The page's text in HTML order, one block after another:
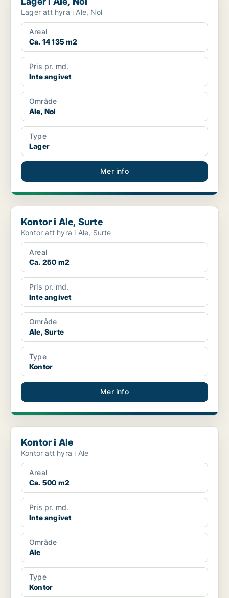
Lager att hyra i Ale, Nol
Areal
Ca. 14 135 m2
Pris pr. md.
Inte angivet
Område
Ale, Nol
Type
Lager
Mer info
Kontor i Ale, Surte
Kontor i Ale, Surte
Kontor att hyra i Ale, Surte
Areal
Ca. 250 m2
Pris pr. md.
Inte angivet
Område
Ale, Surte
Type
Kontor
Mer info
Kontor i Ale
Kontor i Ale
Kontor att hyra i Ale
Areal
Ca. 500 m2
Pris pr. md.
Inte angivet
Område
Ale
Type
Kontor